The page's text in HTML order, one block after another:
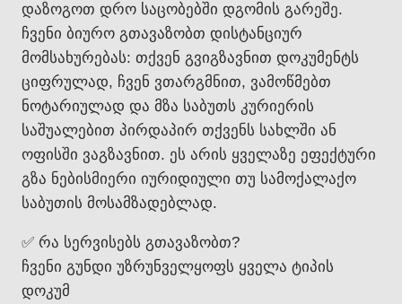
დაზოგოთ დრო საცობებში დგომის გარეშე.
ჩვენი ბიურო გთავაზობთ დისტანციურ
მომსახურებას: თქვენ გვიგზავნით დოკუმენტს
ციფრულად, ჩვენ ვთარგმნით, ვამოწმებთ
ნოტარიულად და მზა საბუთს კურიერის
საშუალებით პირდაპირ თქვენს სახლში ან
ოფისში ვაგზავნით. ეს არის ყველაზე ეფექტური
გზა ნებისმიერი იურიდიული თუ სამოქალაქო
საბუთის მოსამზადებლად.
✅ რა სერვისებს გთავაზობთ?
ჩვენი გუნდი უზრუნველყოფს ყველა ტიპის
დოკუმ